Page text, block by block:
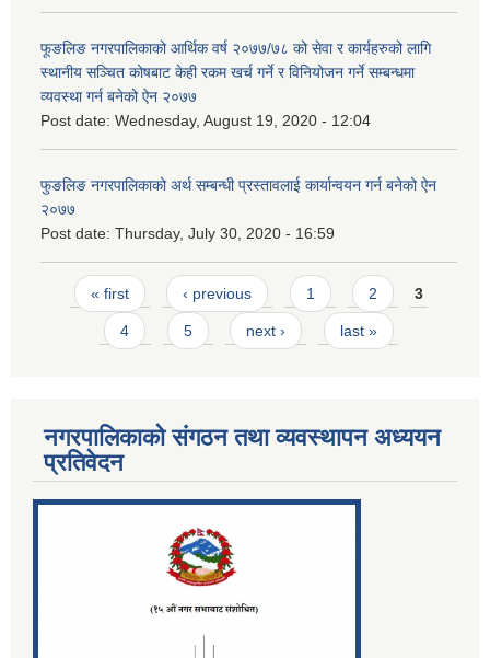
फूङलिङ नगरपालिकाको आर्थिक वर्ष २०७७/७८ को सेवा र कार्यहरुको लागि
स्थानीय सञ्चित कोषबाट केही रकम खर्च गर्ने र विनियोजन गर्ने सम्बन्धमा
व्यवस्था गर्न बनेको ऐन २०७७
Post date: Wednesday, August 19, 2020 - 12:04
फुङलिङ नगरपालिकाको अर्थ सम्बन्धी प्रस्तावलाई कार्यान्वयन गर्न बनेको ऐन
२०७७
Post date: Thursday, July 30, 2020 - 16:59
Pages
« first ‹ previous 1 2 3
4 5 next › last »
नगरपालिकाको संगठन तथा व्यवस्थापन अध्ययन
प्रतिवेदन